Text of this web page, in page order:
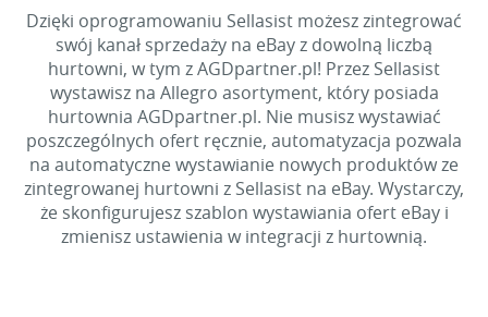
Dzięki oprogramowaniu Sellasist możesz zintegrować
swój kanał sprzedaży na eBay z dowolną liczbą
hurtowni, w tym z AGDpartner.pl! Przez Sellasist
wystawisz na Allegro asortyment, który posiada
hurtownia AGDpartner.pl. Nie musisz wystawiać
poszczególnych ofert ręcznie, automatyzacja pozwala
na automatyczne wystawianie nowych produktów ze
zintegrowanej hurtowni z Sellasist na eBay. Wystarczy,
że skonfigurujesz szablon wystawiania ofert eBay i
zmienisz ustawienia w integracji z hurtownią.